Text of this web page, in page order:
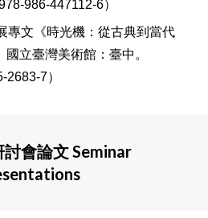
986-447112-6）
專文《時光機：從古典到當代
立臺灣美術館：臺中。
2683-7）
會論文 Seminar